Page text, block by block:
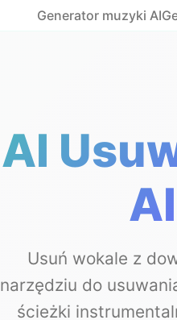
Generator muzyki AI
AI
Usuń wokale z
narzędziu do
ścieżki